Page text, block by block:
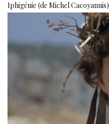
Iphigénie (de Michel Cacoyannis)